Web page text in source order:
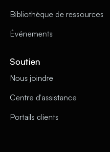
Bibliothèque de ressources
Événements
Soutien
Nous joindre
Centre d'assistance
Portails clients